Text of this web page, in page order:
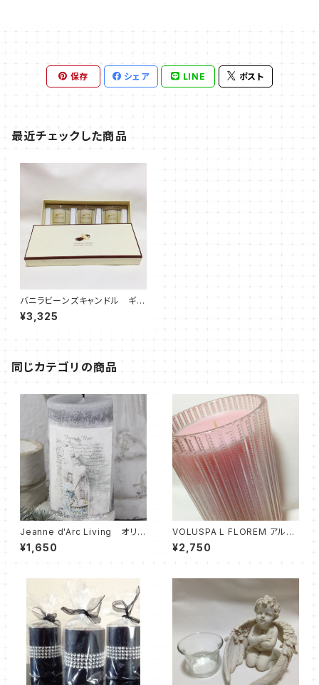
保存 シェア LINE ポスト
最近チェックした商品
バニラビーンズキャンドル ギフ
トボックスセット
¥3,325
同じカテゴリの商品
Jeanne d'Arc Living オリジ
ナルキャンドル
¥1,650
VOLUSPA L FLOREM アルタ
ビーズ グラスキャンドル
¥2,750